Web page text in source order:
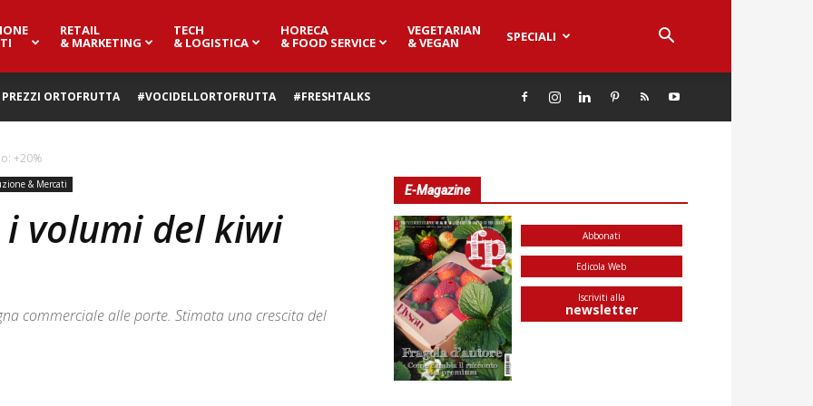
RETAIL
& MARKETING
TECH
& LOGISTICA
HORECA
& FOOD SERVICE
VEGETARIAN
& VEGAN SPECIALI
PREZZI ORTOFRUTTA #VOCIDELLORTOFRUTTA #FRESHTALKS
+20%
& Mercati
volumi del kiwi
commerciale alle porte. Stimata una crescita del
E-Magazine
Abbonati
Edicola Web
Iscriviti alla
newsletter